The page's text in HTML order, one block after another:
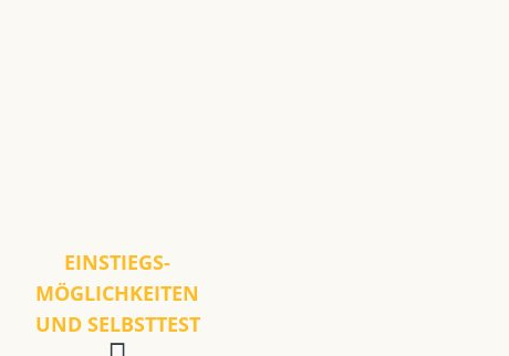
EINSTIEGS-
MÖGLICHKEITEN
UND SELBSTTEST